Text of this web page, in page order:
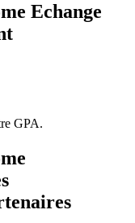
Echange
GPA.